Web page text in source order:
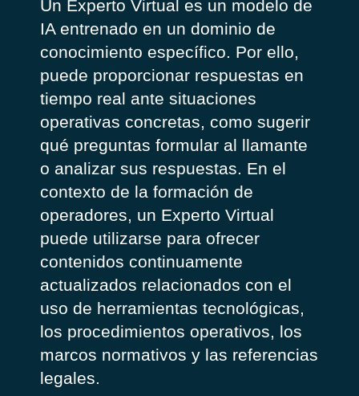
Un Experto Virtual es un modelo de
IA entrenado en un dominio de
conocimiento específico. Por ello,
puede proporcionar respuestas en
tiempo real ante situaciones
operativas concretas, como sugerir
qué preguntas formular al llamante
o analizar sus respuestas. En el
contexto de la formación de
operadores, un Experto Virtual
puede utilizarse para ofrecer
contenidos continuamente
actualizados relacionados con el
uso de herramientas tecnológicas,
los procedimientos operativos, los
marcos normativos y las referencias
legales.